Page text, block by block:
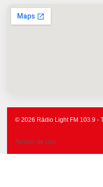
© 2026 Rádio Light FM 103.9 -
Termos de Uso